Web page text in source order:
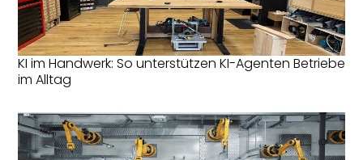
KI im Handwerk: So unterstützen KI-Agenten Betriebe
im Alltag